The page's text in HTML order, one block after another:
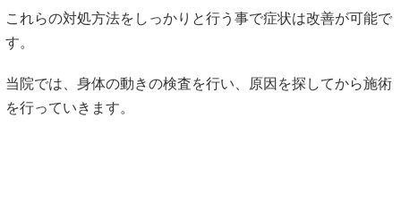
これらの対処方法をしっかりと行う事で症状は改善が可能で
す。
当院では、身体の動きの検査を行い、原因を探してから施術
を行っていきます。